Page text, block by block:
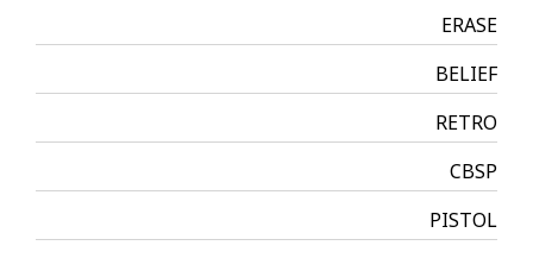
ERASE
BELIEF
RETRO
CBSP
PISTOL